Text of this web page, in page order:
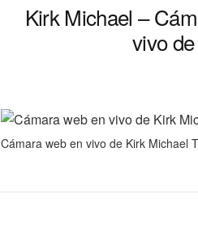
Kirk Michael –
vivo
Cámara web en vivo de Kirk Michael